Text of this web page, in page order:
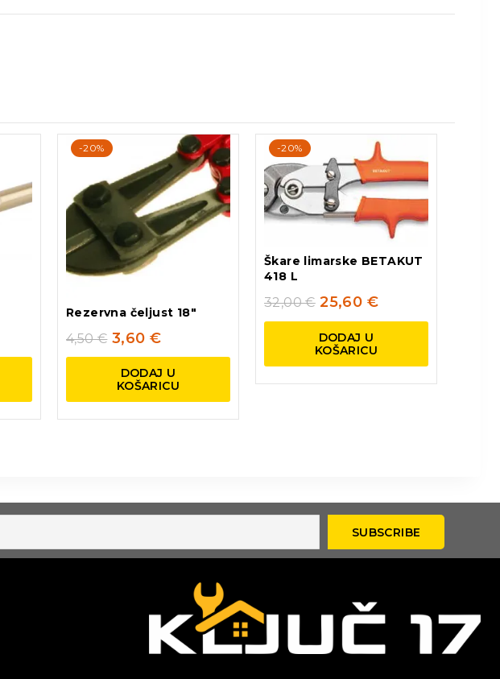
-20%
Rezervna čeljust 18″
4,50€ 3,60 €
DODAJ U
KOŠARICU
-20%
Škare limarske BETAKUT
418 L
32,00€ 25,60 €
DODAJ U
KOŠARICU